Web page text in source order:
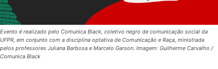
Evento é realizado pelo Comunica Black, coletivo negro de comunicação social da
UFPR, em conjunto com a disciplina optativa de Comunicação e Raça, ministrada
pelos professores Juliana Barbosa e Marcelo Garson. Imagem: Guilherme Carvalho /
Comunica Black